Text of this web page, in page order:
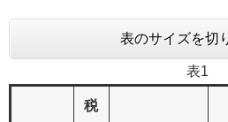
表のサイズを切
表1
税